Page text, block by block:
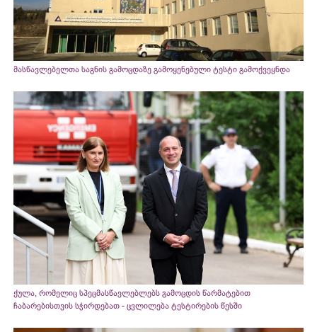
მასწავლებელთა საგნის გამოცდაზე გამოყენებული ტესტი გამოქვეყნდა
ქულა, რომელიც სპეცმასწავლებლებს გამოცდის წარმატებით
ჩაბარებისთვის სჭირდებათ - ცვლილება ტესტირების წესში